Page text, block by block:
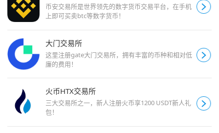
币安交易所是世界领先的数字货币交易平台，在手机
上即可买卖btc等数字货币！
大门交易所
这里注册gate大门交易所，拥有丰富的币种和相对低
廉的费用！
火币HTX交易所
三大交易所之一，新人注册火币享1200 USDT新人礼
包！